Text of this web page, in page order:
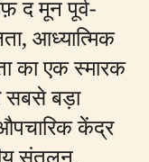
द मून पूर्व-
आध्यात्मिक
का एक स्मारक
बड़ा
केंद्र
संतुलन,